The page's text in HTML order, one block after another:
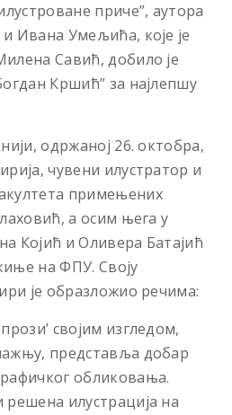
приче”, аутора
Ивана Умељића, које је
Савић, добило је
Кршић” за најлепшу
одржаној 26. октобра,
чувени илустратор и
примењених
а осим њега у
Којић и Оливера Батајић
на ФПУ. Своју
је образложио речима:
својим изгледом,
представља добар
обликовања.
илустрација на